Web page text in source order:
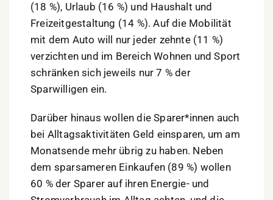
(18 %), Urlaub (16 %) und Haushalt und
Freizeitgestaltung (14 %). Auf die Mobilität
mit dem Auto will nur jeder zehnte (11 %)
verzichten und im Bereich Wohnen und Sport
schränken sich jeweils nur 7 % der
Sparwilligen ein.
Darüber hinaus wollen die Sparer*innen auch
bei Alltagsaktivitäten Geld einsparen, um am
Monatsende mehr übrig zu haben. Neben
dem sparsameren Einkaufen (89 %) wollen
60 % der Sparer auf ihren Energie- und